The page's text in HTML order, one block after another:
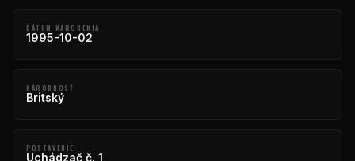
DÁTUM NARODENIA
1995-10-02
NÁRODNOSŤ
Britský
POSTAVENIE
Uchádzač č. 1